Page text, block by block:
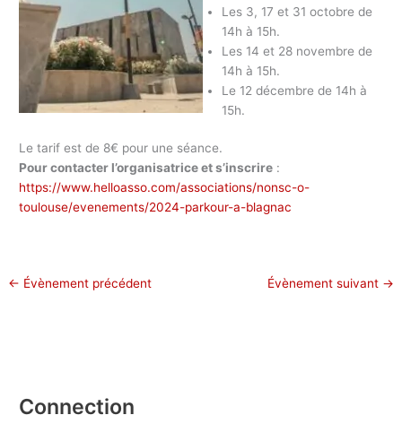
Les 3, 17 et 31 octobre de
14h à 15h.
Les 14 et 28 novembre de
14h à 15h.
Le 12 décembre de 14h à
15h.
Le tarif est de 8€ pour une séance.
Pour contacter l’organisatrice et s’inscrire :
https://www.helloasso.com/associations/nonsc-o-
toulouse/evenements/2024-parkour-a-blagnac
← Évènement précédent Évènement suivant →
Connection